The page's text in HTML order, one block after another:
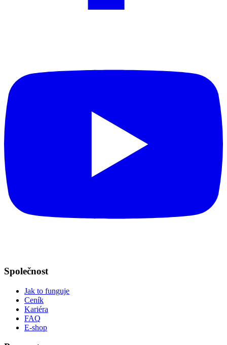
Společnost
Jak to funguje
Ceník
Kariéra
FAQ
E-shop